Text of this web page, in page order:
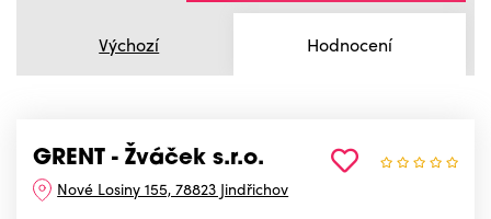
Výchozí Hodnocení
GRENT - Žváček s.r.o.
Nové Losiny 155, 78823 Jindřichov